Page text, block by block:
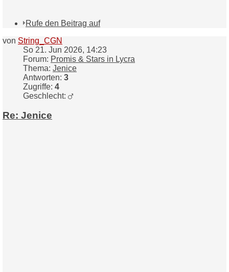
Rufe den Beitrag auf
von String_CGN
So 21. Jun 2026, 14:23
Forum: Promis & Stars in Lycra
Thema: Jenice
Antworten: 3
Zugriffe: 4
Geschlecht:
Re: Jenice